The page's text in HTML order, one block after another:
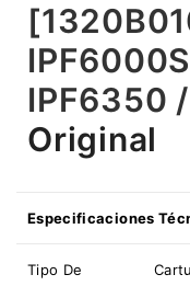
IPF6350
Original
Especificaciones
Tipo De